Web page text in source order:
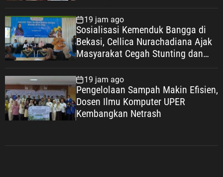
19 jam ago
Sosialisasi Kemenduk Bangga di
Bekasi, Cellica Nurachadiana Ajak
Masyarakat Cegah Stunting dan
19 jam ago
Pengelolaan Sampah Makin Efisien,
Dosen Ilmu Komputer UPER
Kembangkan Netrash